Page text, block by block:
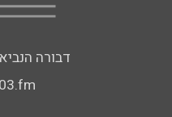
דבורה הנביאה 6, רמת